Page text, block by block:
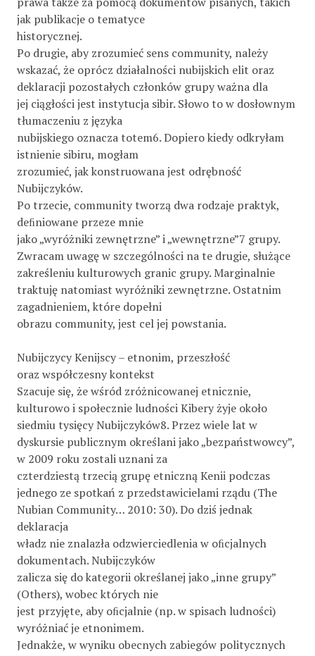
jak publikacje o tematyce
historycznej.
Po drugie, aby zrozumieć sens community, należy
wskazać, że oprócz działalności nubijskich elit oraz
deklaracji pozostałych członków grupy ważna dla
jej ciągłości jest instytucja sibir. Słowo to w dosłownym
tłumaczeniu z języka
nubijskiego oznacza totem6. Dopiero kiedy odkryłam
istnienie sibiru, mogłam
zrozumieć, jak konstruowana jest odrębność
Nubijczyków.
Po trzecie, community tworzą dwa rodzaje praktyk,
deﬁniowane przeze mnie
jako „wyróżniki zewnętrzne” i „wewnętrzne”7 grupy.
Zwracam uwagę w szczególności na te drugie, służące
zakreśleniu kulturowych granic grupy. Marginalnie
traktuję natomiast wyróżniki zewnętrzne. Ostatnim
zagadnieniem, które dopełni
obrazu community, jest cel jej powstania.
Nubijczycy Kenijscy – etnonim, przeszłość
oraz współczesny kontekst
Szacuje się, że wśród zróżnicowanej etnicznie,
kulturowo i społecznie ludności Kibery żyje około
siedmiu tysięcy Nubijczyków8. Przez wiele lat w
dyskursie publicznym określani jako „bezpaństwowcy”,
w 2009 roku zostali uznani za
czterdziestą trzecią grupę etniczną Kenii podczas
jednego ze spotkań z przedstawicielami rządu (The
Nubian Community… 2010: 30). Do dziś jednak
deklaracja
władz nie znalazła odzwierciedlenia w oﬁcjalnych
dokumentach. Nubijczyków
zalicza się do kategorii określanej jako „inne grupy”
(Others), wobec których nie
jest przyjęte, aby oﬁcjalnie (np. w spisach ludności)
wyróżniać je etnonimem.
Jednakże, w wyniku obecnych zabiegów politycznych